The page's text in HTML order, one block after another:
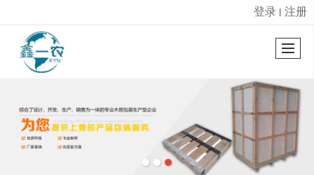
很遗憾，因您的浏览器版本过低导致无法获得最佳浏览体验，推荐下载安装谷歌浏览器！
登录 注册